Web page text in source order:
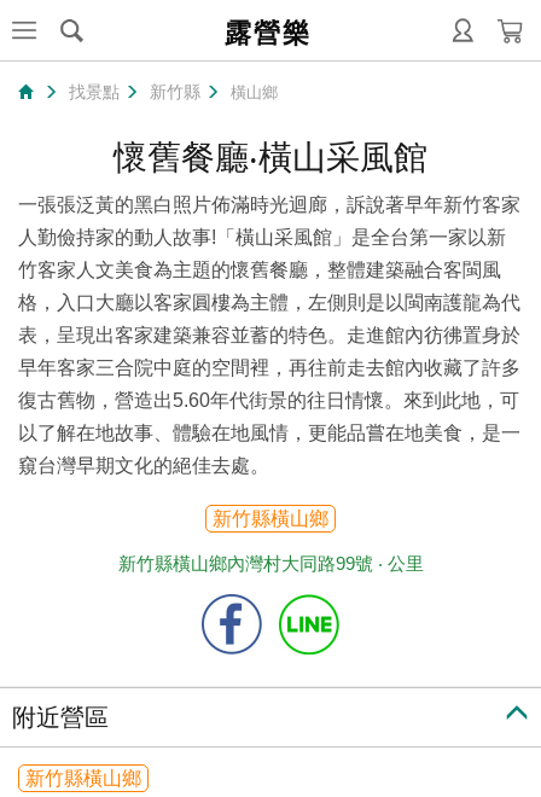
露營樂
找景點 新竹縣 橫山鄉
懷舊餐廳‧橫山采風館
一張張泛黃的黑白照片佈滿時光迴廊，訴說著早年新竹客家
人勤儉持家的動人故事!「橫山采風館」是全台第一家以新
竹客家人文美食為主題的懷舊餐廳，整體建築融合客閩風
格，入口大廳以客家圓樓為主體，左側則是以閩南護龍為代
表，呈現出客家建築兼容並蓄的特色。走進館內彷彿置身於
早年客家三合院中庭的空間裡，再往前走去館內收藏了許多
復古舊物，營造出5.60年代街景的往日情懷。來到此地，可
以了解在地故事、體驗在地風情，更能品嘗在地美食，是一
窺台灣早期文化的絕佳去處。
新竹縣橫山鄉
新竹縣橫山鄉內灣村大同路99號 ‧ 公里
附近營區
新竹縣橫山鄉